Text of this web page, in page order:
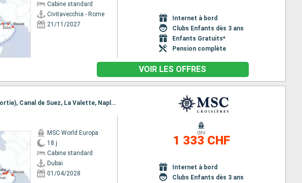
Cabine standard
Civitavecchia - Rome
21/11/2027
Internet à bord
Clubs Enfants dès 3 ans
Enfants Gratuits*
Pension complète
VOIR LES OFFRES
Itinéraire : Dubai, Abu Dhabi, Sir Bani, Mascate, Safaga, Canal de suez (sortie), Canal de Suez, La Valette, Naples
MSC World Europa
18 j
Cabine standard
Dubai
01/04/2028
dès
1 333 CHF
Internet à bord
Clubs Enfants dès 3 ans